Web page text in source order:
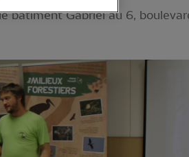
bâtiment Gabriel au 6,